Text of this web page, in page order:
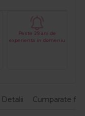
Peste 29 ani de
experienta in domeniu
Detalii Cumparate